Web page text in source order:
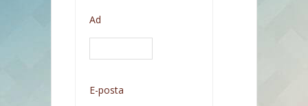
Ad
E-posta